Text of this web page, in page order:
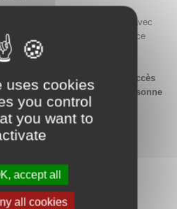
uses cookies
you control
you want to
accept all
all cookies
sur Démarches Simplifiées avec
passe, ou en passant par France
du compte de saisir une
l'organisme afin de garantir l'accès
cas de changement de la personne
moment